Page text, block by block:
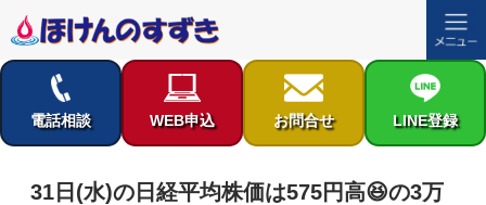
コ
ン
電話相談 WEB申込 お問合せ LINE登録
31日(水)の日経平均株価は575円高😆の3万